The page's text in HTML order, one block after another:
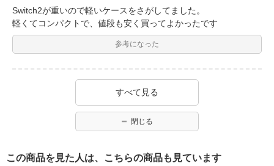
Switch2が重いので軽いケースをさがしてました。
軽くてコンパクトで、値段も安く買ってよかったです
参考になった
すべて見る
閉じる
この商品を見た人は、こちらの商品も見ています